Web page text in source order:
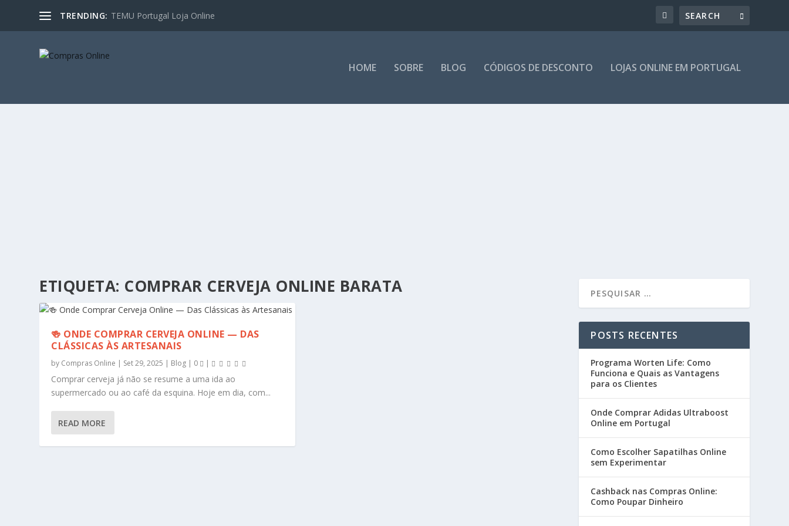
TRENDING: TEMU Portugal Loja Online
HOME SOBRE BLOG CÓDIGOS DE DESCONTO LOJAS ONLINE EM PORTUGAL
ETIQUETA: COMPRAR CERVEJA ONLINE BARATA
🍻 ONDE COMPRAR CERVEJA ONLINE — DAS
CLÁSSICAS ÀS ARTESANAIS
by Compras Online | Set 29, 2025 | Blog | 0 |
Comprar cerveja já não se resume a uma ida ao
supermercado ou ao café da esquina. Hoje em dia, com...
READ MORE
POSTS RECENTES
Programa Worten Life: Como
Funciona e Quais as Vantagens
para os Clientes
Onde Comprar Adidas Ultraboost
Online em Portugal
Como Escolher Sapatilhas Online
sem Experimentar
Cashback nas Compras Online:
Como Poupar Dinheiro